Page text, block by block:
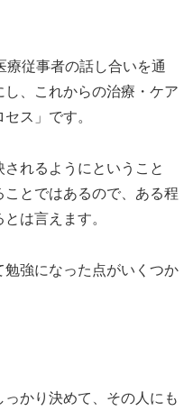
療従事者の話し合いを通
、これからの治療・ケア
ス」です。
れるようにということ
とではあるので、ある程
は言えます。
強になった点がいくつか
かり決めて、その人にも